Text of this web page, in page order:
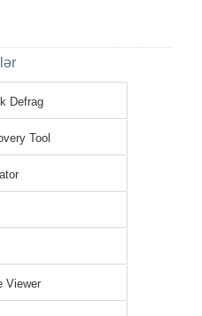
Defrag
Tool
Viewer